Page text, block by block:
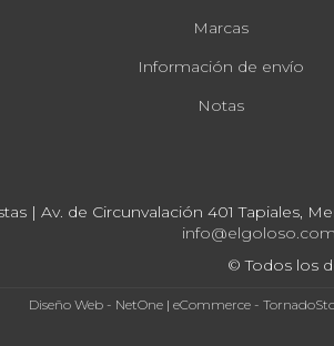
Marcas
Información de envío
Notas
| Av. de Circunvalación 401 Tapiales,
© Todos los
Diseño Web - NetOne| eCommerce -